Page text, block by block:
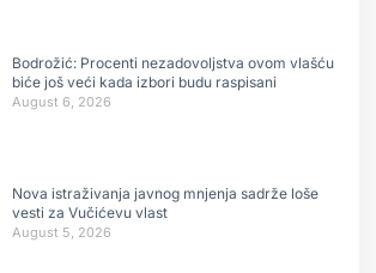
Bodrožić: Procenti nezadovoljstva ovom vlašću
biće još veći kada izbori budu raspisani
August 6, 2026
Nova istraživanja javnog mnjenja sadrže loše
vesti za Vučićevu vlast
August 5, 2026